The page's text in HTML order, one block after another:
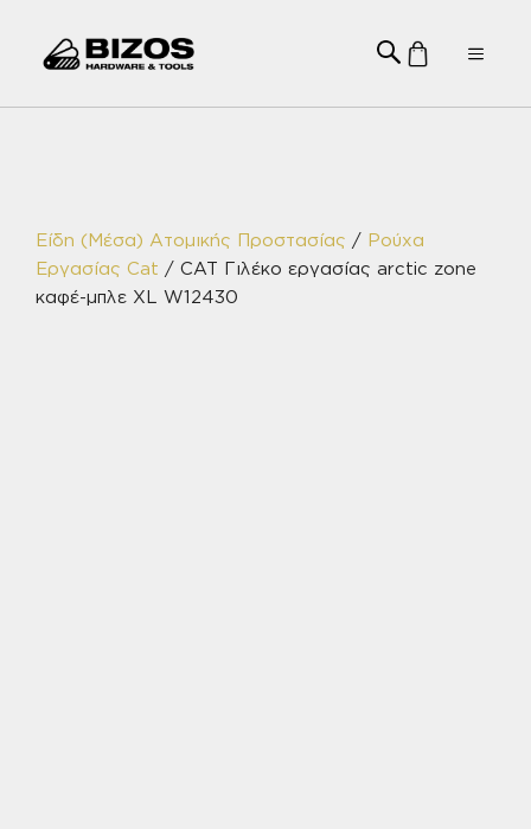
Menu
Είδη (Μέσα) Ατομικής Προστασίας / Ρούχα
Εργασίας Cat / CAT Γιλέκο εργασίας arctic zone
καφέ-μπλε XL W12430